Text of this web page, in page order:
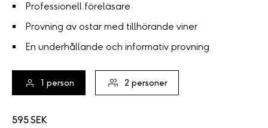
Professionell föreläsare
Provning av ostar med tillhörande viner
En underhållande och informativ provning
1 person 2 personer
595 SEK